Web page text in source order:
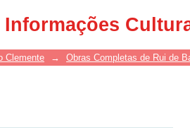
Clemente → Obras Completas de Rui de